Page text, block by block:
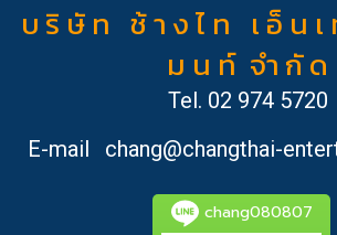
บ ริ ษั ท ช้ า ง ไ ท เ อ็ น เ
ม น ท์ จำ กั ด
Tel. 02 974 5720
E-mail
chang@changthai-
chang080807